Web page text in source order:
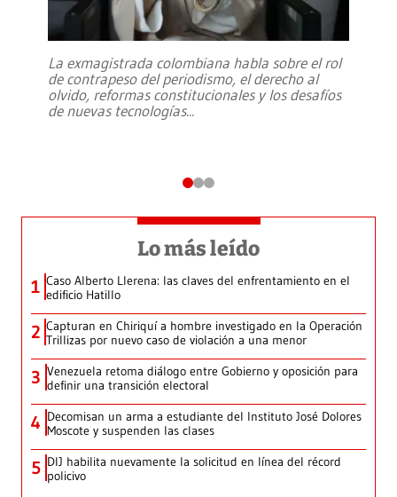
La exmagistrada colombiana habla sobre el rol
de contrapeso del periodismo, el derecho al
olvido, reformas constitucionales y los desafíos
de nuevas tecnologías...
Lo más leído
1 Caso Alberto Llerena: las claves del enfrentamiento en el
edificio Hatillo
2 Capturan en Chiriquí a hombre investigado en la Operación
Trillizas por nuevo caso de violación a una menor
3 Venezuela retoma diálogo entre Gobierno y oposición para
definir una transición electoral
4 Decomisan un arma a estudiante del Instituto José Dolores
Moscote y suspenden las clases
5 DIJ habilita nuevamente la solicitud en línea del récord
policivo